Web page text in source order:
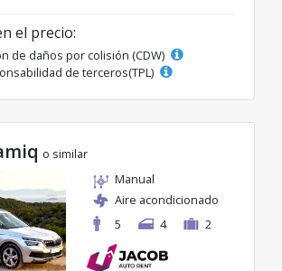
el precio:
de daños por colisión (CDW)
de terceros(TPL)
o similar
Manual
Aire acondicionado
5
4 2